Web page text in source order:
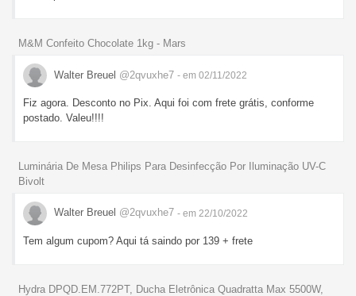
M&M Confeito Chocolate 1kg - Mars
Walter Breuel @2qvuxhe7 - em 02/11/2022
Fiz agora. Desconto no Pix. Aqui foi com frete grátis, conforme
postado. Valeu!!!!
Luminária De Mesa Philips Para Desinfecção Por Iluminação UV-C
Bivolt
Walter Breuel @2qvuxhe7 - em 22/10/2022
Tem algum cupom? Aqui tá saindo por 139 + frete
Hydra DPQD.EM.772PT, Ducha Eletrônica Quadratta Max 5500W,